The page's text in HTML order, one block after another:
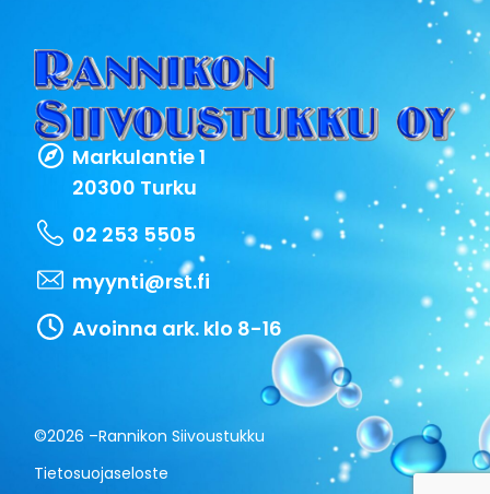
Markulantie 1
20300 Turku
02 253 5505
myynti@rst.fi
Avoinna ark. klo 8-16
©2026 –Rannikon Siivoustukku
Tietosuojaseloste